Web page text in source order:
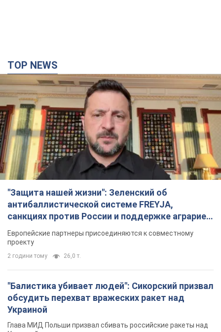
TOP NEWS
"Защита нашей жизни": Зеленский об
антибаллистической системе FREYJA,
санкциях против России и поддержке аграриев.
Видео
Европейские партнеры присоединяются к совместному
проекту
2 години тому 26,0 т.
"Балистика убивает людей": Сикорский призвал
обсудить перехват вражеских ракет над
Украиной
Глава МИД Польши призвал сбивать российские ракеты над